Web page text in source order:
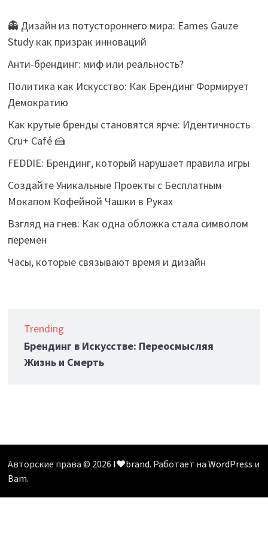
👻 Дизайн из потустороннего мира: Eames Gauze
Study как призрак инноваций
Анти-брендинг: миф или реальность?
Политика как Искусство: Как Брендинг Формирует
Демократию
Как крутые бренды становятся ярче: Идентичность
Cru+ Café 🍰
FEDDIE: Брендинг, который нарушает правила игры
Создайте Уникальные Проекты с Бесплатным
Мокапом Кофейной Чашки в Руках
Взгляд на гнев: Как одна обложка стала символом
перемен
Часы, которые связывают время и дизайн
Trending
Брендинг в Искусстве: Переосмысляя
Жизнь и Смерть
Авторские права © 2026 I❤️brand. Работает наWordPress и
Bam.